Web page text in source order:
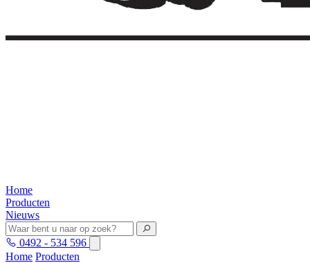
Home
Producten
Nieuws
0492 - 534 596
Home Producten